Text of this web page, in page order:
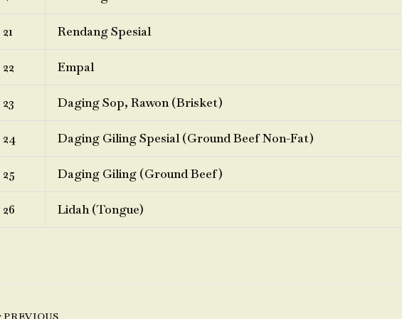
21 Rendang Spesial
22 Empal
23 Daging Sop, Rawon (Brisket)
24 Daging Giling Spesial (Ground Beef Non-Fat)
25 Daging Giling (Ground Beef)
26 Lidah (Tongue)
PREVIOUS